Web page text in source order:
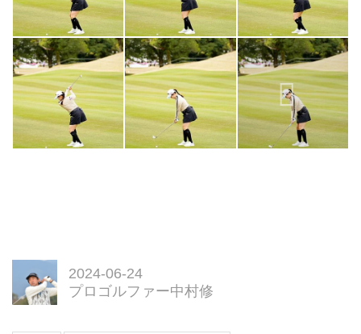
2024-06-24
プロゴルファー中村修